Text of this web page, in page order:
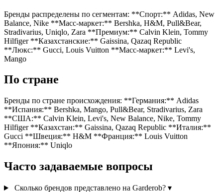
Бренды распределены по сегментам: **Спорт:** Adidas, New
Balance, Nike **Масс-маркет:** Bershka, H&M, Pull&Bear,
Stradivarius, Uniqlo, Zara **Премиум:** Calvin Klein, Tommy
Hilfiger **Казахстанские:** Gaissina, Qazaq Republic
**Люкс:** Gucci, Louis Vuitton **Масс-маркет:** Levi's,
Mango
По стране
Бренды по стране происхождения: **Германия:** Adidas
**Испания:** Bershka, Mango, Pull&Bear, Stradivarius, Zara
**США:** Calvin Klein, Levi's, New Balance, Nike, Tommy
Hilfiger **Казахстан:** Gaissina, Qazaq Republic **Италия:**
Gucci **Швеция:** H&M **Франция:** Louis Vuitton
**Япония:** Uniqlo
Часто задаваемые вопросы
Сколько брендов представлено на Garderob? ▾